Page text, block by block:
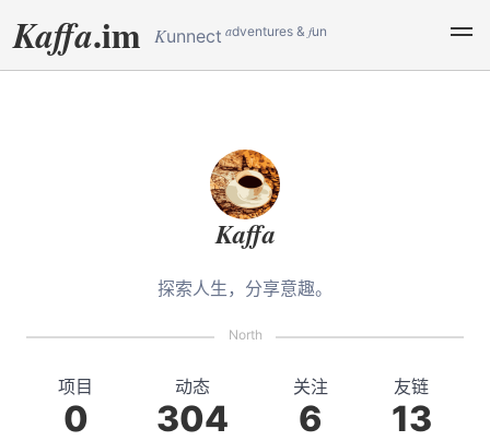
Kaffa.im Kunnect adventures & fun
Kaffa
探索人生，分享意趣。
项目
0
动态
304
关注
6
友链
13